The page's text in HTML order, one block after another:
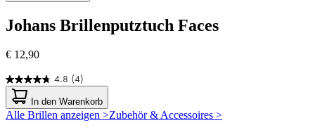
Johans Brillenputztuch Faces
€ 12,90
4.8 (4)
4.8
von
5
Sternen.
In den Warenkorb
Alle Brillen anzeigen >Zubehör & Accessoires >